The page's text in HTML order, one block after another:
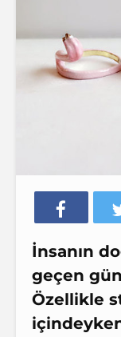
İnsanın
geçen
Özellikle